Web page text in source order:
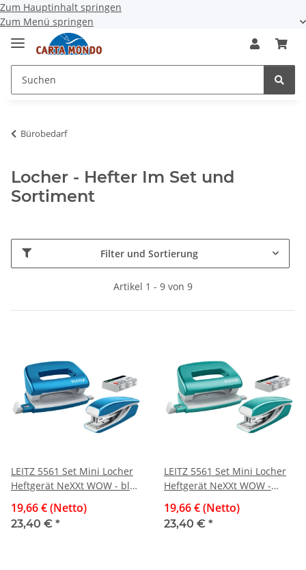
Zum Hauptinhalt springen
Zum Menü springen
Bürobedarf
Locher - Hefter Im Set und
Sortiment
Filter und Sortierung
Artikel 1 - 9 von 9
LEITZ 5561 Set Mini Locher
Heftgerät NeXXt WOW - blau
19,66 € (Netto)
23,40 € *
LEITZ 5561 Set Mini Locher
Heftgerät NeXXt WOW -
19,66 € (Netto)
23,40 € *